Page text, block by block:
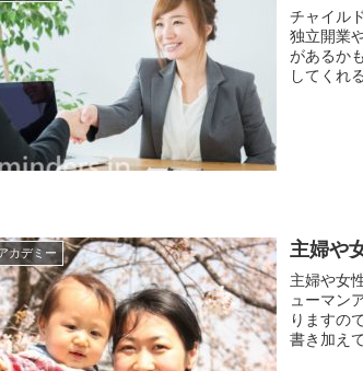
チャイル
独立開業
があるか
してくれ
カデミー 主婦や
主婦や女
ューマン
りますの
書き加え